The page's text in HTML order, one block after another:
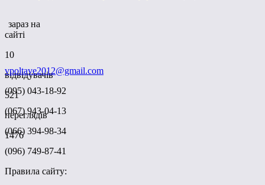
зараз на
сайті
10
відвідувачів
521
переглядів
1476
vpoltave2012@gmail.com
(095) 043-18-92
(067) 943-04-13
(066) 394-98-34
(096) 749-87-41
Правила сайту: